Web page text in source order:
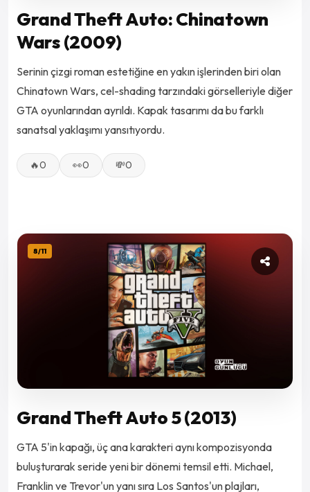
Grand Theft Auto: Chinatown
Wars (2009)
Serinin çizgi roman estetiğine en yakın işlerinden biri olan
Chinatown Wars, cel-shading tarzındaki görselleriyle diğer
GTA oyunlarından ayrıldı. Kapak tasarımı da bu farklı
sanatsal yaklaşımı yansıtıyordu.
🔥0 👀0 💸0
8/11
Grand Theft Auto 5 (2013)
GTA 5'in kapağı, üç ana karakteri aynı kompozisyonda
buluşturarak seride yeni bir dönemi temsil etti. Michael,
Franklin ve Trevor'un yanı sıra Los Santos'un plajları,